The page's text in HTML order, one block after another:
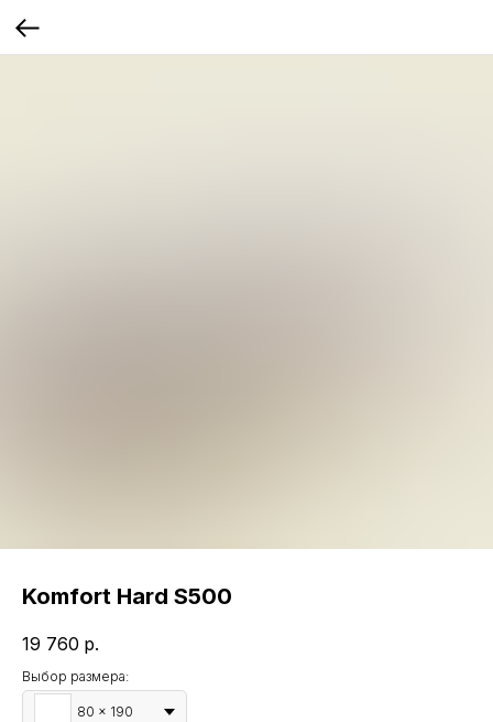
Komfort Hard S500
19 760 р.
Выбор размера:
80 x 190